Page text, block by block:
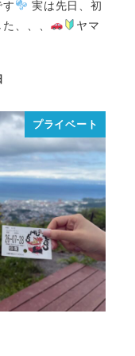
実は先日、初
、、、
ヤマ
プライベート